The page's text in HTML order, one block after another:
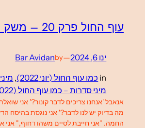
עוף החול פרק 20 – משק כנפיים
ינו 6, 2024 —
by
Bar Avidan
in כמו עוף החול (יוני 2022) ,
מיני סדרות – כמו עוף החול (2022)
אנאבל 'אנחנו צריכים לדבר קונור?' אני
מה בדיוק יש לנו לדבר?' אני נוגסת בהיסח
החמה. "אני חייבת לסיים משהו דחוף," אני